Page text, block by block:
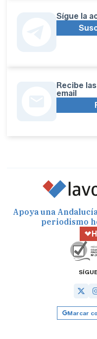
Sígue la
Recibe
email
Apoya una
periodismo
Marcar